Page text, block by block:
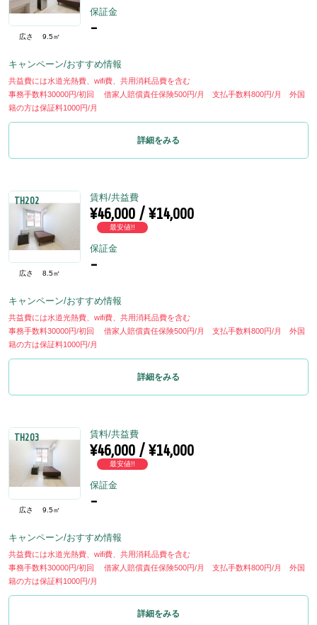
広さ 9.5㎡
保証金
-
キャンペーン/おすすめ情報
共益費には水道光熱費、wifi費、共用消耗品費を含む
事務手数料30000円/初回 借家人賠償責任保険500円/月 支払手数料800円/月 外国
籍の方は保証料1000円/月
詳細をみる
TH202
広さ 8.5㎡
賃料/共益費
¥46,000 / ¥14,000
最安値!!
保証金
-
キャンペーン/おすすめ情報
共益費には水道光熱費、wifi費、共用消耗品費を含む
事務手数料30000円/初回 借家人賠償責任保険500円/月 支払手数料800円/月 外国
籍の方は保証料1000円/月
詳細をみる
TH203
広さ 9.5㎡
賃料/共益費
¥46,000 / ¥14,000
最安値!!
保証金
-
キャンペーン/おすすめ情報
共益費には水道光熱費、wifi費、共用消耗品費を含む
事務手数料30000円/初回 借家人賠償責任保険500円/月 支払手数料800円/月 外国
籍の方は保証料1000円/月
詳細をみる